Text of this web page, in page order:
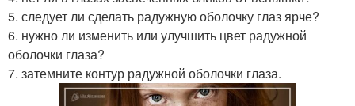
5. следует ли сделать радужную оболочку глаз ярче?
6. нужно ли изменить или улучшить цвет радужной
оболочки глаза?
7. затемните контур радужной оболочки глаза.